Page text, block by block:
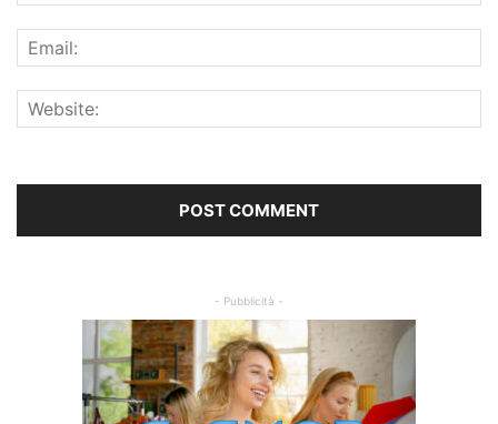
- Pubblicità -